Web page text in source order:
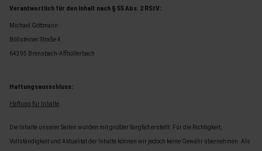
Verantwortlich für den Inhalt nach § 55 Abs. 2 RStV:
Michael Göttmann
Böllsteiner Straße 4
64395 Brensbach-Affhöllerbach
Haftungsausschluss:
Haftung für Inhalte
Die Inhalte unserer Seiten wurden mit größter Sorgfalt erstellt. Für die Richtigkeit,
Vollständigkeit und Aktualität der Inhalte können wir jedoch keine Gewähr übernehmen. Als